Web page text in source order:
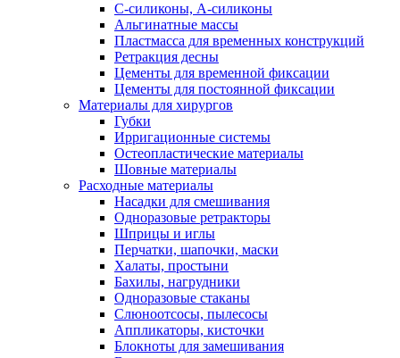
C-силиконы, А-силиконы
Альгинатные массы
Пластмасса для временных конструкций
Ретракция десны
Цементы для временной фиксации
Цементы для постоянной фиксации
Материалы для хирургов
Губки
Ирригационные системы
Остеопластические материалы
Шовные материалы
Расходные материалы
Насадки для смешивания
Одноразовые ретракторы
Шприцы и иглы
Перчатки, шапочки, маски
Халаты, простыни
Бахилы, нагрудники
Одноразовые стаканы
Слюноотсосы, пылесосы
Аппликаторы, кисточки
Блокноты для замешивания